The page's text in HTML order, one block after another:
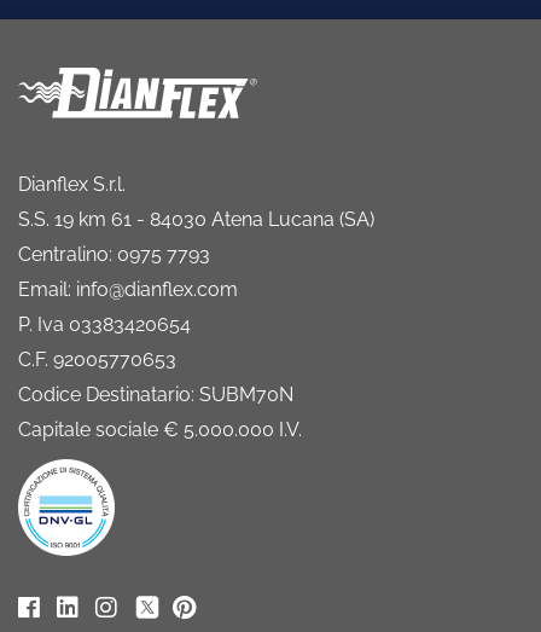
Dianflex S.r.l.
S.S. 19 km 61 - 84030 Atena Lucana (SA)
Centralino: 0975 7793
Email: info@dianflex.com
P. Iva 03383420654
C.F. 92005770653
Codice Destinatario: SUBM70N
Capitale sociale € 5.000.000 I.V.